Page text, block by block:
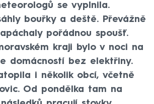
se vyplnila.
bouřky a deště. Převážně
pořádnou spoušť.
kraji bylo v noci na
domácností bez elektřiny.
i několik obcí, včetně
Od pondělka tam na